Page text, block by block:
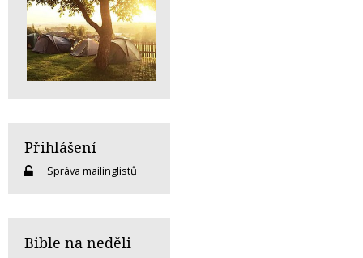
Přihlášení
Správa mailinglistů
Bible na neděli